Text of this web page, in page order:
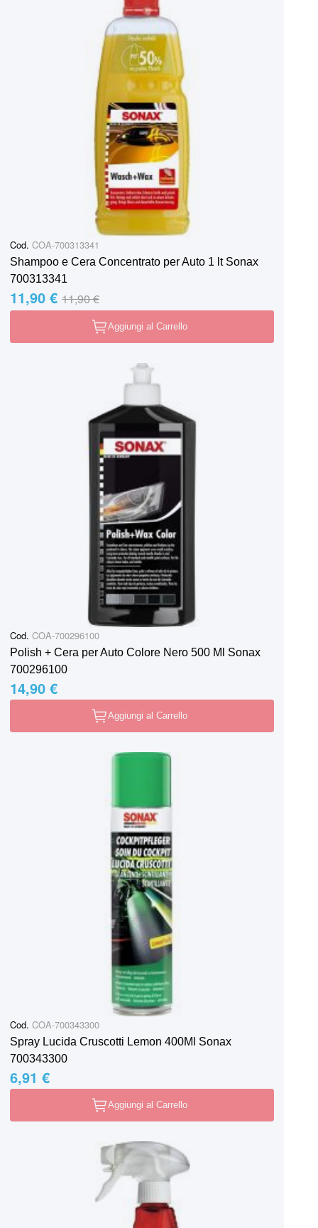
Cod. COA-700313341
Shampoo e Cera Concentrato per Auto 1 lt Sonax
700313341
Special Price
11,90 € Regular Price
11,90 €
Aggiungi al Carrello
Cod. COA-700296100
Polish + Cera per Auto Colore Nero 500 Ml Sonax
700296100
14,90 €
Aggiungi al Carrello
Cod. COA-700343300
Spray Lucida Cruscotti Lemon 400Ml Sonax
700343300
6,91 €
Aggiungi al Carrello